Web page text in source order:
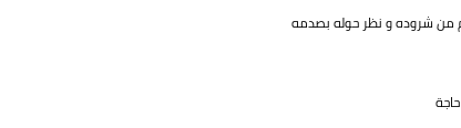
من شروده و نظر حوله بصدمه